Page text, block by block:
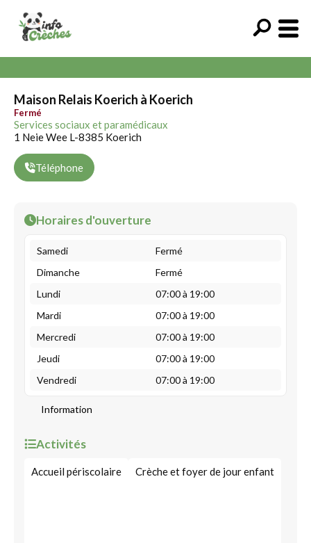
Maison Relais Koerich à Koerich
Fermé
Services sociaux et paramédicaux
1 Neie Wee L-8385 Koerich
Téléphone
Horaires d'ouverture
Samedi
Fermé
Dimanche
Fermé
Lundi
07:00 à 19:00
Mardi
07:00 à 19:00
Mercredi
07:00 à 19:00
Jeudi
07:00 à 19:00
Vendredi
07:00 à 19:00
Information
Activités
Accueil périscolaire Crèche et foyer de jour enfant